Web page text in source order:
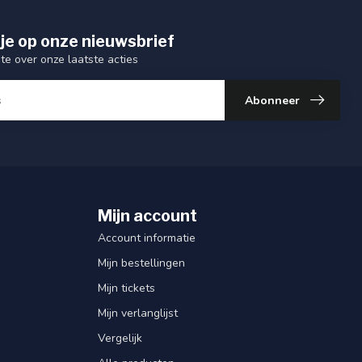
op onze nieuwsbrief
over onze laatste acties
Abonneer
Mijn account
Account informatie
Mijn bestellingen
Mijn tickets
Mijn verlanglijst
Vergelijk